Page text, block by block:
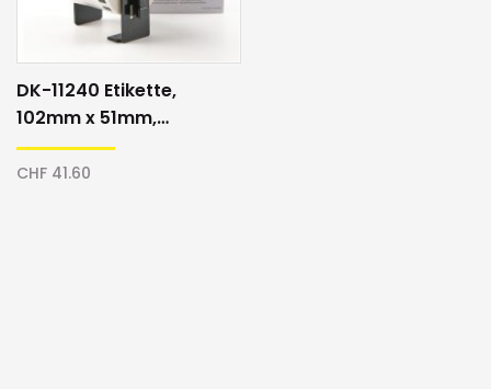
DK-11240 Etikette,
102mm x 51mm,
weiss/schwarz
CHF 41.60